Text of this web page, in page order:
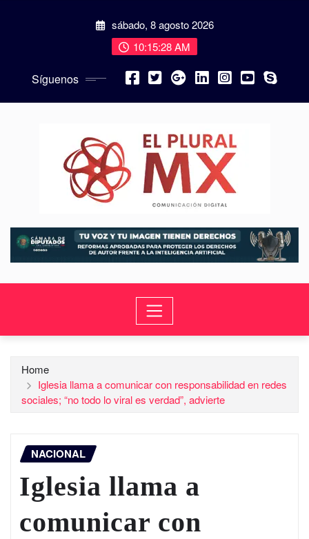
sábado, 8 agosto 2026
10:15:30 AM
Síguenos
Home
Iglesia llama a comunicar con responsabilidad en redes
sociales; “no todo lo viral es verdad”, advierte
NACIONAL
Iglesia llama a
comunicar con